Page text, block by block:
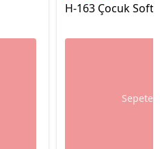
H-163 Çocuk Soft
Sepete